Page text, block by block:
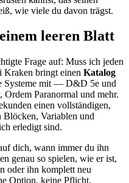
wie viele du davon trägst.
leeren Blatt
Frage auf: Muss ich jeden
Kraken bringt einen Katalog
Systeme mit — D&D 5e und
Paranormal und mehr.
einen vollständigen,
Blöcken, Variablen und
erledigt sind.
dich, wann immer du ihn
genau so spielen, wie er ist,
oder ihn komplett neu
Option, keine Pflicht.